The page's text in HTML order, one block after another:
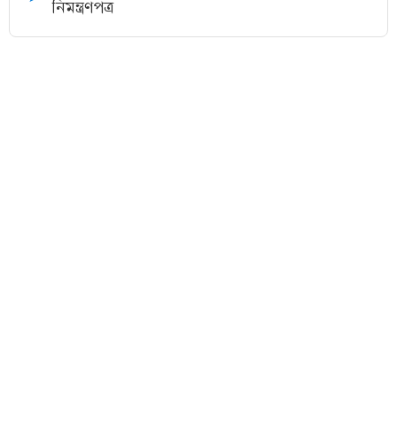
নিমন্ত্রণপত্র